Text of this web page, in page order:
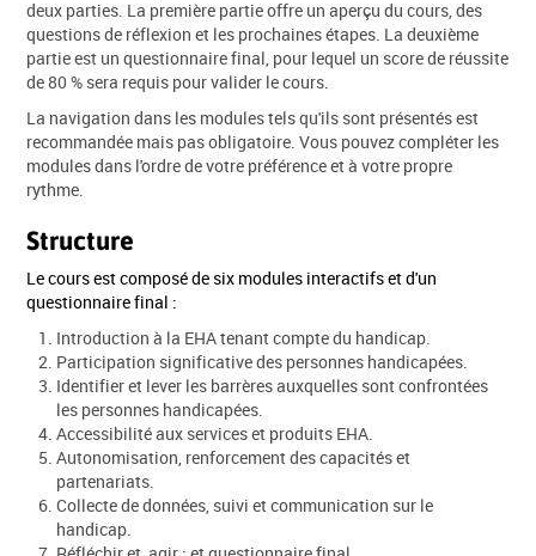
deux parties. La première partie offre un aperçu du cours, des
questions de réflexion et les prochaines étapes. La deuxième
partie est un questionnaire final, pour lequel un score de réussite
de 80 % sera requis pour valider le cours.
La navigation dans les modules tels qu'ils sont présentés est
recommandée mais pas obligatoire. Vous pouvez compléter les
modules dans l'ordre de votre préférence et à votre propre
rythme.
Structure
Le cours est composé de six modules interactifs et d'un
questionnaire final :
Introduction à la EHA tenant compte du handicap.
Participation significative des personnes handicapées.
Identifier et lever les barrères auxquelles sont confrontées
les personnes handicapées.
Accessibilité aux services et produits EHA.
Autonomisation, renforcement des capacités et
partenariats.
Collecte de données, suivi et communication sur le
handicap.